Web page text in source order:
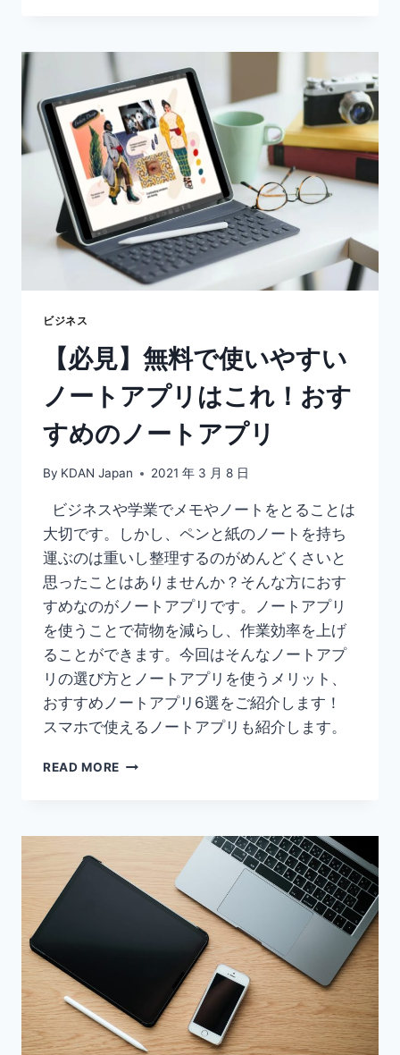
ー
ア
プ
リ
9
選
を
徹
底
比
較！
MAC
ホ
も
OK
ビジネス
【必見】無料で使いやすい
ノートアプリはこれ！おす
すめのノートアプリ
By KDAN Japan 2021 年 3 月 8 日
ビジネスや学業でメモやノートをとることは
大切です。しかし、ペンと紙のノートを持ち
運ぶのは重いし整理するのがめんどくさいと
思ったことはありませんか？そんな方におす
すめなのがノートアプリです。ノートアプリ
を使うことで荷物を減らし、作業効率を上げ
ることができます。今回はそんなノートアプ
リの選び方とノートアプリを使うメリット、
おすすめノートアプリ6選をご紹介します！
スマホで使えるノートアプリも紹介します。
READ MORE 【必
で
い
ア
プ
リ